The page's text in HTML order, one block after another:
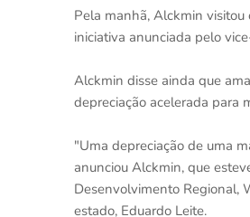
Pela manhã, Alckmin visitou
iniciativa anunciada pelo
Alckmin disse ainda que
depreciação acelerada para
"Uma depreciação de uma
anunciou Alckmin, que
Desenvolvimento Regional,
estado, Eduardo Leite.